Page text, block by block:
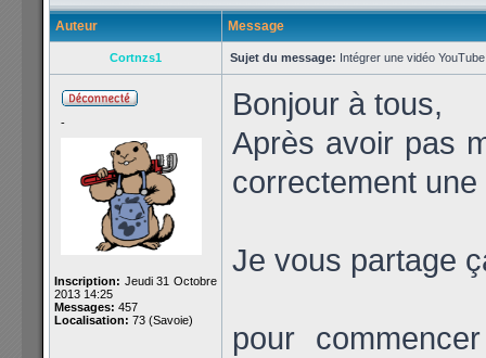
Auteur Message
Cortnzs1 Sujet du message: Intégrer une vidéo
-
Inscription: Jeudi 31 Octobre
2013 14:25
Messages: 457
Localisation: 73 (Savoie)
Bonjour à tous,
Après avoir pas
correctement
Je vous partage
pour